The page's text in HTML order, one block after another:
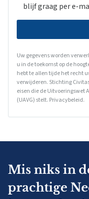
blijf graag per e-
Uw gegevens worden
u in de toekomst op de
hebt te allen tijde het recht
verwijderen. Stichting
eisen die de Uitvoeringswet
(UAVG) stelt. Privacybeleid.
Mis niks in
prachtige